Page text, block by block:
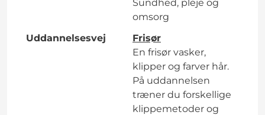
Sundhed, pleje og
omsorg
Uddannelsesvej
Frisør
En frisør vasker,
klipper og farver hår.
På uddannelsen
træner du forskellige
klippemetoder og